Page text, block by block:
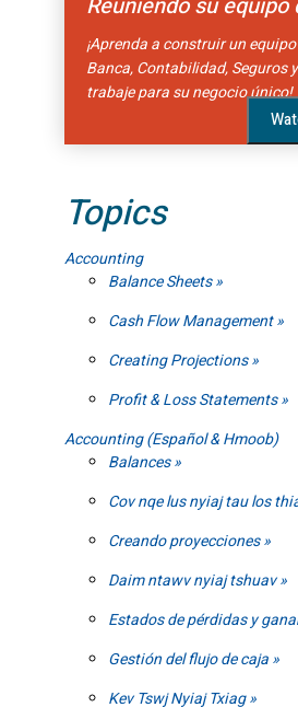
¡Aprenda a construir un
Banca, Contabilidad, Seguros
trabaje para su negocio único!
Topics
Accounting
Balance Sheets
Cash Flow Management
Creating Projections
Profit & Loss Statements
Accounting (Español & Hmoob)
Balances
Cov nqe lus nyiaj tau los
Creando proyecciones
Daim ntawv nyiaj tshuav
Estados de pérdidas y
Gestión del flujo de caja
Kev Tswj Nyiaj Txiag